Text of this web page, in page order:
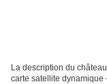
La description du
carte satellite dynamique